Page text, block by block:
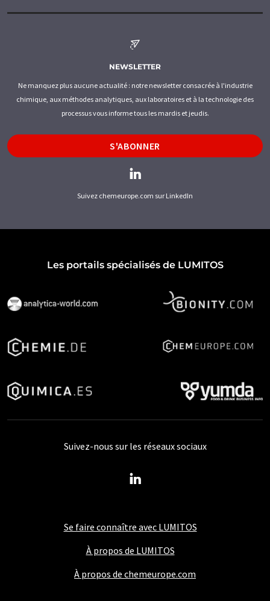
NEWSLETTER
Ne manquez plus aucune actualité : notre newsletter consacrée à l'industrie
chimique, aux méthodes analytiques, aux laboratoires et à la technologie des
processus vous informe tous les mardis et jeudis.
S'ABONNER
Suivez chemeurope.com sur LinkedIn
Les portails spécialisés de LUMITOS
Se faire connaître avec LUMITOS
À propos de LUMITOS
À propos de chemeurope.com
Suivez-nous sur les réseaux sociaux